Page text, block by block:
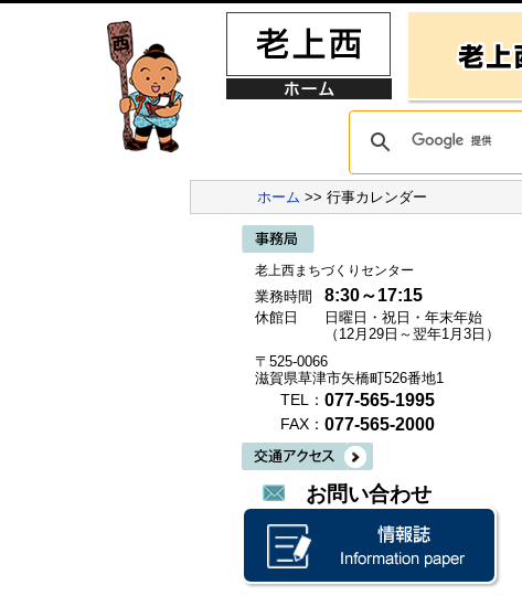
ホーム >> 行事カレンダー
老上西まちづくりセンター
業務時間 8:30～17:15
休館日
日曜日・祝日・年末年始
（12月29日～翌年1月3日）
〒525-0066
滋賀県草津市矢橋町526番地1
TEL： 077-565-1995
FAX： 077-565-2000
お問い合わせ